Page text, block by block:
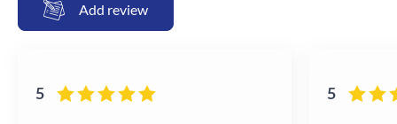
Add review
5 5